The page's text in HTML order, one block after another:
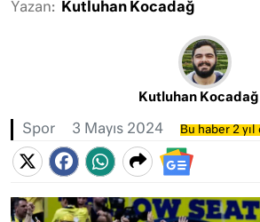
Yazan: Kutluhan Kocadağ
Kutluhan Kocadağ
Spor 3 Mayıs 2024 Bu haber 2 yıl